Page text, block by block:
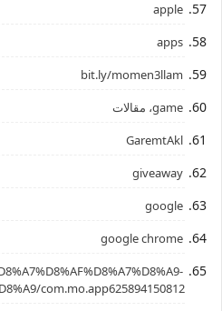
apple
apps
bit.ly/momen3llam
game، مقالات
GaremtAkl
giveaway
google
google chrome
com.mo.app625894150812